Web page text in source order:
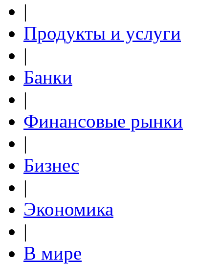
|
Продукты и услуги
|
Банки
|
Финансовые рынки
|
Бизнес
|
Экономика
|
В мире